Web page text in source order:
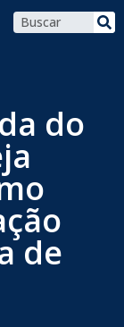
do
de